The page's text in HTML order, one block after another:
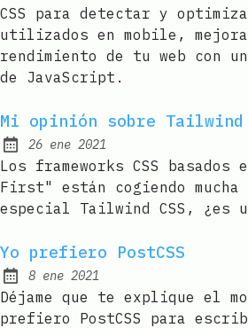
CSS para detectar y
utilizados en mobile,
rendimiento de tu web con
de JavaScript.
Mi opinión sobre Tailwind
Published:
26 ene 2021
Los frameworks CSS
First" están cogiendo
especial Tailwind CSS, ¿es
Yo prefiero PostCSS
Published:
8 ene 2021
Déjame que te explique el
prefiero PostCSS para